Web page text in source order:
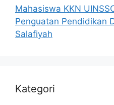
Mahasiswa KKN
Penguatan Pendidikan
Salafiyah
Kategori